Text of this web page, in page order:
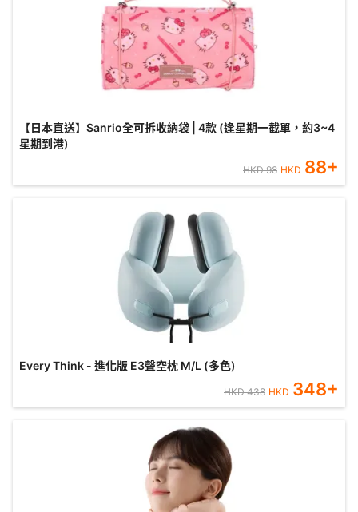
【日本直送】Sanrio全可拆收納袋 | 4款 (逢星期一截單，約3~4
星期到港)
HKD98 HKD 88+
Every Think - 進化版 E3聲空枕 M/L (多色)
HKD438 HKD 348+